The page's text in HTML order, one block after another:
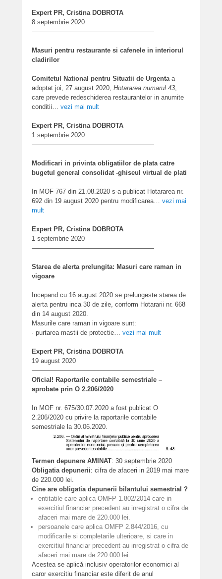
Expert PR, Cristina DOBROTA
8 septembrie 2020
———————————————————
Masuri pentru restaurante si cafenele in interiorul
cladirilor
Comitetul National pentru Situatii de Urgentaa
adoptat joi, 27 august 2020, Hotararea numarul 43,
care prevede redeschiderea restaurantelor in anumite
conditii… vezi mai mult
Expert PR, Cristina DOBROTA
1 septembrie 2020
———————————————————
Modificari in privinta obligatiilor de plata catre
bugetul general consolidat -ghiseul virtual de plati
In MOF 767 din 21.08.2020 s-a publicat Hotararea nr.
692 din 19 august 2020 pentru modificarea… vezi mai
mult
Expert PR, Cristina DOBROTA
1 septembrie 2020
———————————————————
Starea de alerta prelungita: Masuri care raman in
vigoare
Incepand cu 16 august 2020 se prelungeste starea de
alerta pentru inca 30 de zile, conform Hotararii nr. 668
din 14 august 2020.
Masurile care raman in vigoare sunt:
· purtarea mastii de protectie… vezi mai mult
Expert PR, Cristina DOBROTA
19 august 2020
———————————————————
Oficial! Raportarile contabile semestriale –
aprobate prin O 2.206/2020
In MOF nr. 675/30.07.2020 a fost publicat O
2.206/2020 cu privire la raportarile contabile
semestriale la 30.06.2020.
Termen depunere AMINAT: 30 septembrie 2020
Obligatia depunerii: cifra de afaceri in 2019 mai mare
de 220.000 lei.
Cine are obligatia depunerii bilantului semestrial ?
entitatile care aplica OMFP 1.802/2014 care in
exercitiul financiar precedent au inregistrat o cifra de
afaceri mai mare de 220.000 lei.
persoanele care aplica OMFP 2.844/2016, cu
modificarile si completarile ulterioare, si care in
exercitiul financiar precedent au inregistrat o cifra de
afaceri mai mare de 220.000 lei.
Acestea se aplică inclusiv operatorilor economici al
caror exercitiu financiar este diferit de anul